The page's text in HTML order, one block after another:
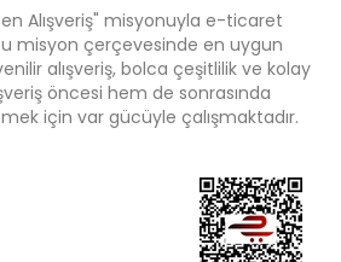
Alışveriş" misyonuyla e-ticaret
misyon çerçevesinde en uygun
alışveriş, bolca çeşitlilik ve kolay
öncesi hem de sonrasında
için var gücüyle çalışmaktadır.